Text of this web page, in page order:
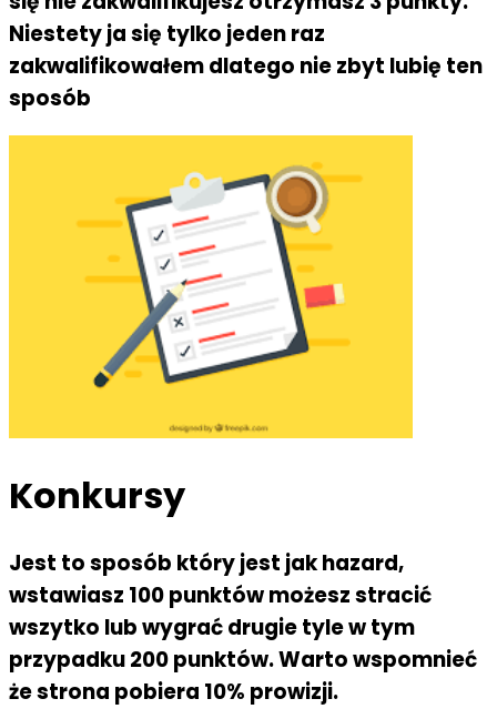
Niestety ja się tylko jeden raz
zakwalifikowałem dlatego nie zbyt lubię ten
sposób
Konkursy
Jest to sposób który jest jak hazard,
wstawiasz 100 punktów możesz stracić
wszytko lub wygrać drugie tyle w tym
przypadku 200 punktów. Warto wspomnieć
że strona pobiera 10% prowizji.